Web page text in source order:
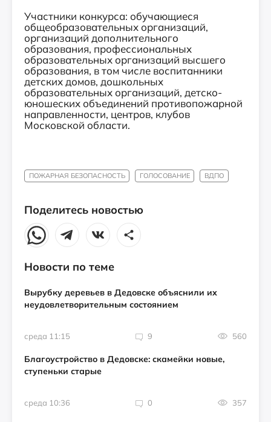
Участники конкурса: обучающиеся
общеобразовательных организаций,
организаций дополнительного
образования, профессиональных
образовательных организаций высшего
образования, в том числе воспитанники
детских домов, дошкольных
образовательных организаций, детско-
юношеских объединений противопожарной
направленности, центров, клубов
Московской области.
ПОЖАРНАЯ БЕЗОПАСНОСТЬ ГОЛОСОВАНИЕ ВДПО
Поделитесь новостью
Новости по теме
Вырубку деревьев в Дедовске объяснили их
неудовлетворительным состоянием
среда 11:15 9 560
Благоустройство в Дедовске: скамейки новые,
ступеньки старые
среда 10:36 0 357